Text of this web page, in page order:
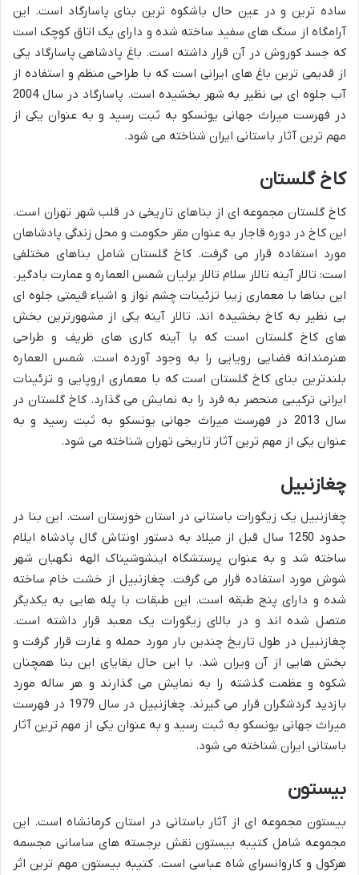
ساده ترین و در عین حال باشکوه ترین بنای پاسارگاد است. این
آرامگاه از سنگ های سفید ساخته شده و دارای یک اتاق کوچک است
که جسد کوروش در آن قرار داشته است. باغ پادشاهی پاسارگاد یکی
از قدیمی ترین باغ های ایرانی است که با طراحی منظم و استفاده از
آب جلوه ای بی نظیر به شهر بخشیده است. پاسارگاد در سال 2004
در فهرست میراث جهانی یونسکو به ثبت رسید و به عنوان یکی از
مهم ترین آثار باستانی ایران شناخته می شود.
کاخ گلستان
کاخ گلستان مجموعه ای از بناهای تاریخی در قلب شهر تهران است.
این کاخ در دوره قاجار به عنوان مقر حکومت و محل زندگی پادشاهان
مورد استفاده قرار می گرفت. کاخ گلستان شامل بناهای مختلفی
است: تالار آینه تالار سلام تالار برلیان شمس العماره و عمارت بادگیر.
این بناها با معماری زیبا تزئینات چشم نواز و اشیاء قیمتی جلوه ای
بی نظیر به کاخ بخشیده اند. تالار آینه یکی از مشهورترین بخش
های کاخ گلستان است که با آینه کاری های ظریف و طراحی
هنرمندانه فضایی رویایی را به وجود آورده است. شمس العماره
بلندترین بنای کاخ گلستان است که با معماری اروپایی و تزئینات
ایرانی ترکیبی منحصر به فرد را به نمایش می گذارد. کاخ گلستان در
سال 2013 در فهرست میراث جهانی یونسکو به ثبت رسید و به
عنوان یکی از مهم ترین آثار تاریخی تهران شناخته می شود.
چغازنبیل
چغازنبیل یک زیگورات باستانی در استان خوزستان است. این بنا در
حدود 1250 سال قبل از میلاد به دستور اونتاش گال پادشاه ایلام
ساخته شد و به عنوان پرستشگاه اینشوشیناک الهه نگهبان شهر
شوش مورد استفاده قرار می گرفت. چغازنبیل از خشت خام ساخته
شده و دارای پنج طبقه است. این طبقات با پله هایی به یکدیگر
متصل شده اند و در بالای زیگورات یک معبد قرار داشته است.
چغازنبیل در طول تاریخ چندین بار مورد حمله و غارت قرار گرفت و
بخش هایی از آن ویران شد. با این حال بقایای این بنا همچنان
شکوه و عظمت گذشته را به نمایش می گذارند و هر ساله مورد
بازدید گردشگران قرار می گیرند. چغازنبیل در سال 1979 در فهرست
میراث جهانی یونسکو به ثبت رسید و به عنوان یکی از مهم ترین آثار
باستانی ایران شناخته می شود.
بیستون
بیستون مجموعه ای از آثار باستانی در استان کرمانشاه است. این
مجموعه شامل کتیبه بیستون نقش برجسته های ساسانی مجسمه
هرکول و کاروانسرای شاه عباسی است. کتیبه بیستون مهم ترین اثر